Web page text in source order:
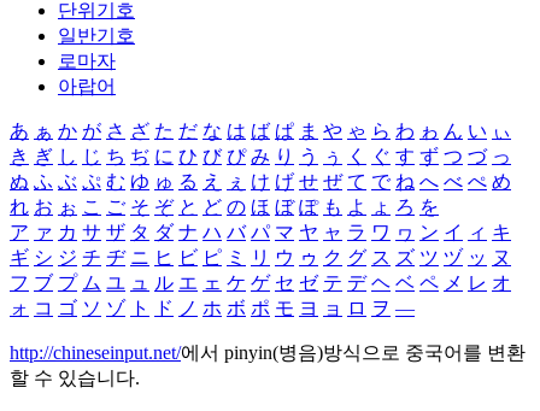
단위기호
일반기호
로마자
아랍어
あ ぁ か が さ ざ た だ な は ば ぱ ま や ゃ ら わ ゎ ん い ぃ
き ぎ し じ ち ぢ に ひ び ぴ み り う ぅ く ぐ す ず つ づ っ
ぬ ふ ぶ ぷ む ゆ ゅ る え ぇ け げ せ ぜ て で ね へ べ ぺ め
れ お ぉ こ ご そ ぞ と ど の ほ ぼ ぽ も よ ょ ろ を
ア ァ カ サ ザ タ ダ ナ ハ バ パ マ ヤ ャ ラ ワ ヮ ン イ ィ キ
ギ シ ジ チ ヂ ニ ヒ ビ ピ ミ リ ウ ゥ ク グ ス ズ ツ ヅ ッ ヌ
フ ブ プ ム ユ ュ ル エ ェ ケ ゲ セ ゼ テ デ ヘ ベ ペ メ レ オ
ォ コ ゴ ソ ゾ ト ド ノ ホ ボ ポ モ ヨ ョ ロ ヲ ―
http://chineseinput.net/에서 pinyin(병음)방식으로 중국어를 변환
할 수 있습니다.